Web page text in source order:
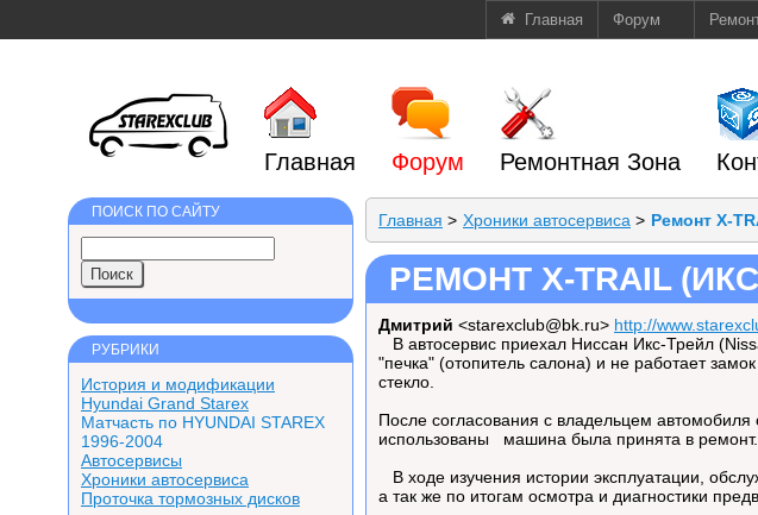
Главная Форум
Главная Форум Ремонтная Зона
ПОИСК ПО САЙТУ
РУБРИКИ
История и модификации
Hyundai Grand Starex
Матчасть по HYUNDAI STAREX
1996-2004
Автосервисы
Хроники автосервиса
Проточка тормозных дисков
Главная > Хроники автосервиса > Ремонт X-
РЕМОНТ X-TRAIL
Дмитрий <starexclub@bk.ru> http://
В автосервис приехал Ниссан Икс-Трейл
"печка" (отопитель салона) и не работает
стекло.
После согласования с владельцем
использованы машина была принята в ремонт.
В ходе изучения истории эксплуатации,
а так же по итогам осмотра и диагностики